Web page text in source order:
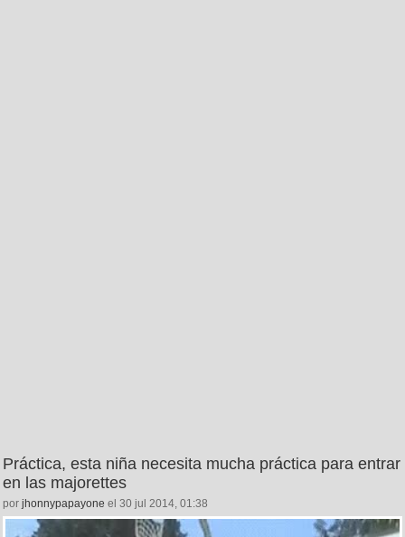
Práctica, esta niña necesita mucha práctica para entrar
en las majorettes
por jhonnypapayone el 30 jul 2014, 01:38